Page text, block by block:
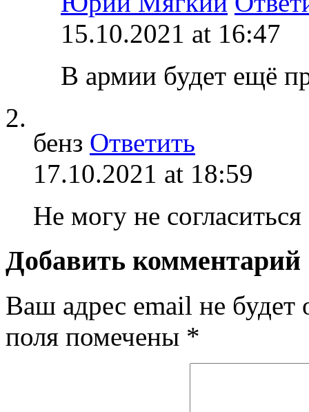
15.10.2021 at 16:47
В армии будет ещё
бенз Ответить
17.10.2021 at 18:59
Не могу не согласиться
Добавить комментарий
Ваш адрес email не будет
поля помечены *